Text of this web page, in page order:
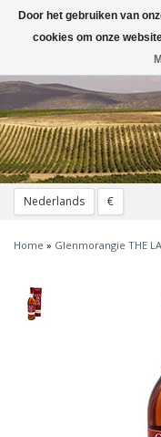
Nederlands €
Toggle
navigation
Home » Glenmorangie THE
Door het gebruiken van
cookies om onze